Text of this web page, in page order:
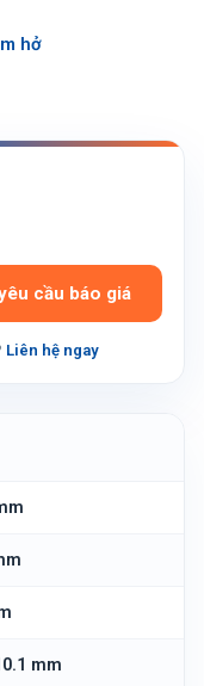
hở
cầu báo giá
Liên hệ ngay
mm